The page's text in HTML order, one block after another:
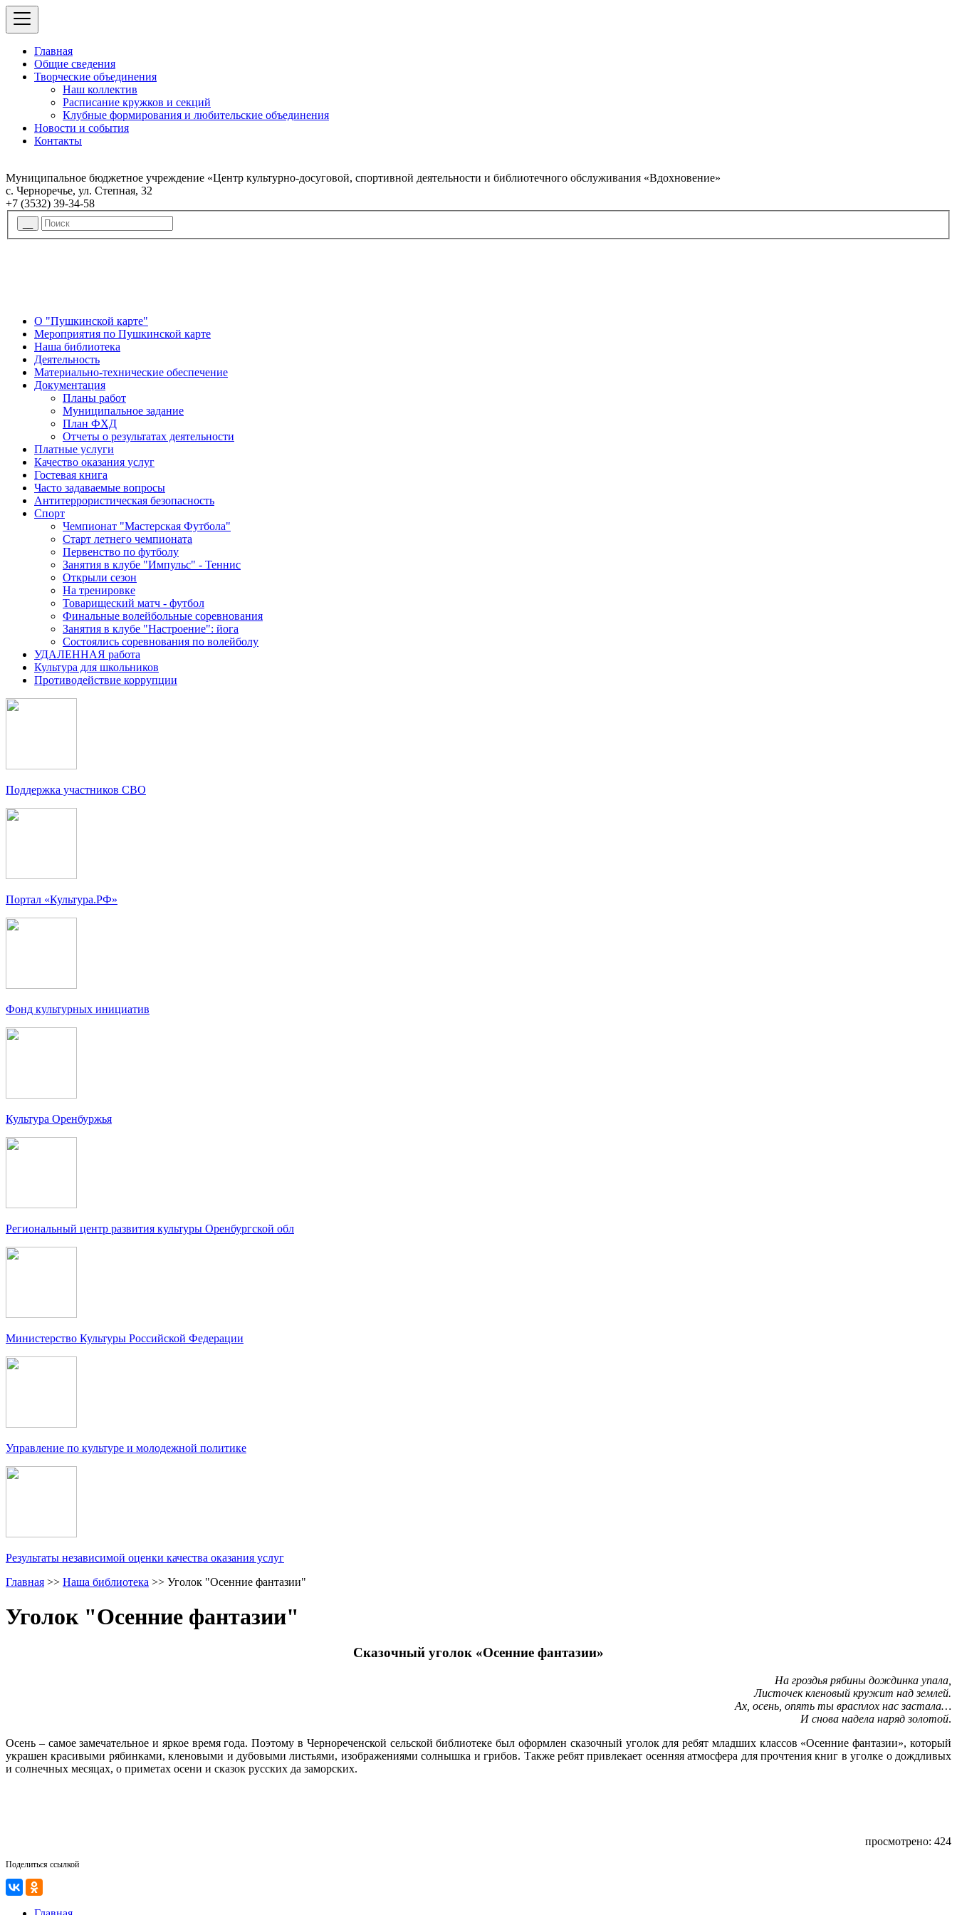
Главная
Общие сведения
Творческие объединения
Наш коллектив
Расписание кружков и секций
Клубные формирования и любительские объединения
Новости и события
Контакты
Муниципальное бюджетное учреждение «Центр культурно-досуговой, спортивной деятельности и библиотечного обслуживания «Вдохновение»
с. Черноречье, ул. Степная, 32
+7 (3532) 39-34-58
О "Пушкинской карте"
Мероприятия по Пушкинской карте
Наша библиотека
Деятельность
Материально-технические обеспечение
Документация
Планы работ
Муниципальное задание
План ФХД
Отчеты о результатах деятельности
Платные услуги
Качество оказания услуг
Гостевая книга
Часто задаваемые вопросы
Антитеррористическая безопасность
Спорт
Чемпионат "Мастерская Футбола"
Старт летнего чемпионата
Первенство по футболу
Занятия в клубе "Импульс" - Теннис
Открыли сезон
На тренировке
Товарищеский матч - футбол
Финальные волейбольные соревнования
Занятия в клубе "Настроение": йога
Состоялись соревнования по волейболу
УДАЛЕННАЯ работа
Культура для школьников
Противодействие коррупции
Поддержка участников СВО
Портал «Культура.РФ»
Фонд культурных инициатив
Культура Оренбуржья
Региональный центр развития культуры Оренбургской обл
Министерство Культуры Российской Федерации
Управление по культуре и молодежной политике
Результаты независимой оценки качества оказания услуг
Главная >> Наша библиотека >> Уголок "Осенние фантазии"
Уголок "Осенние фантазии"
Сказочный уголок «Осенние фантазии»
На гроздья рябины дождинка упала,
Листочек кленовый кружит над землей.
Ах, осень, опять ты врасплох нас застала…
И снова надела наряд золотой.
Осень – самое замечательное и яркое время года. Поэтому в Чернореченской сельской библиотеке был оформлен сказочный уголок для ребят младших классов «Осенние фантазии», который
украшен красивыми рябинками, кленовыми и дубовыми листьями, изображениями солнышка и грибов. Также ребят привлекает осенняя атмосфера для прочтения книг в уголке о дождливых
и солнечных месяцах, о приметах осени и сказок русских да заморских.
просмотрено: 424
Поделиться ссылкой